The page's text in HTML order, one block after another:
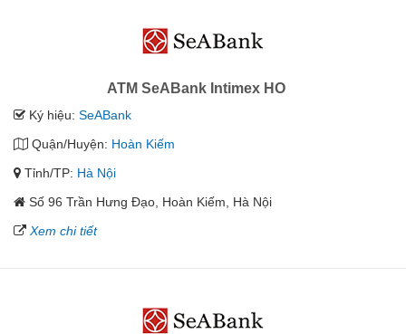
ATM SeABank Intimex HO
Ký hiệu: SeABank
Quận/Huyện: Hoàn Kiếm
Tỉnh/TP: Hà Nội
Số 96 Trần Hưng Đạo, Hoàn Kiếm, Hà Nội
Xem chi tiết